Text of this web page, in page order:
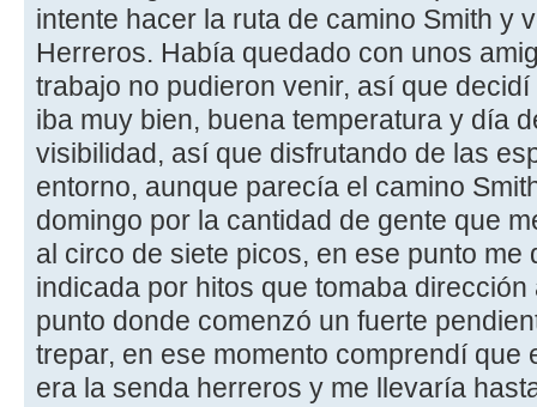
intente hacer la ruta de camino Smith y
Herreros. Había quedado con unos
trabajo no pudieron venir, así que
iba muy bien, buena temperatura y día
visibilidad, así que disfrutando de las
entorno, aunque parecía el camino
domingo por la cantidad de gente que
al circo de siete picos, en ese punto
indicada por hitos que tomaba
punto donde comenzó un fuerte
trepar, en ese momento comprendí que
era la senda herreros y me llevaría